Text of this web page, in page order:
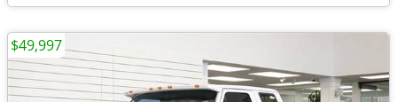
$49,997